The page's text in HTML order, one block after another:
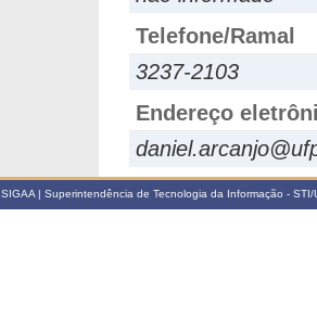
Telefone/Ramal
3237-2103
Endereço
SIGAA | Superintendência de Tecnologia da Informação -